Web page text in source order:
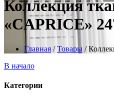
Коллекция
«CAPRICE»
Главная /Товары /
В начало
Категории